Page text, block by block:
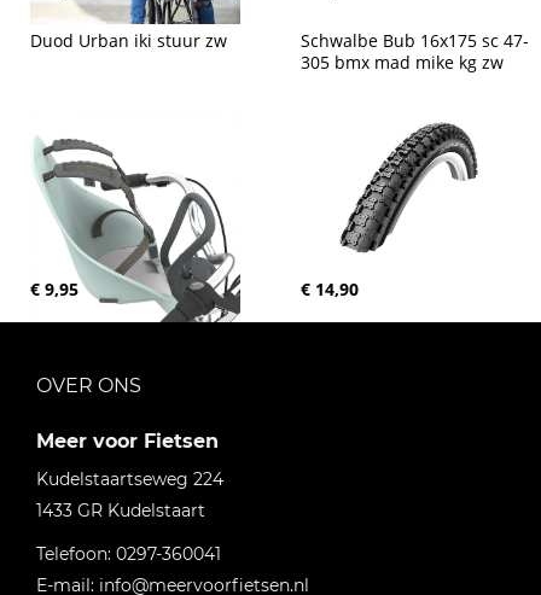
Duod Urban iki stuur zw
€ 9,95
Schwalbe Bub 16x175 sc 47-
305 bmx mad mike kg zw
€ 14,90
OVER ONS
Meer voor Fietsen
Kudelstaartseweg 224
1433 GR Kudelstaart
Telefoon: 0297-360041
E-mail: info@meervoorfietsen.nl